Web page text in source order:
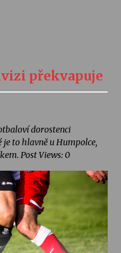
překvapuje
dorostenci
to hlavně u Humpolce,
Post Views: 0